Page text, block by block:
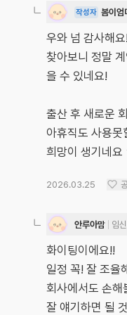
작성자 봄이엄
우와 넘 감사해요!
찾아보니 정말
을 수 있네요!
출산 후 새로운
아휴직도 사용못
희망이 생기네요
2026.03.25
안루아맘 임
화이팅이에요!!
일정 꼭! 잘 조율
회사에서도 손해
잘 얘기하면 될